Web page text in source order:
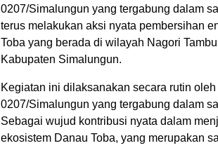
0207/Simalungun yang tergabung dalam
terus melakukan aksi nyata pembersihan
Toba yang berada di wilayah Nagori
Kabupaten Simalungun.
Kegiatan ini dilaksanakan secara rutin
0207/Simalungun yang tergabung dalam
Sebagai wujud kontribusi nyata dalam
ekosistem Danau Toba, yang merupakan